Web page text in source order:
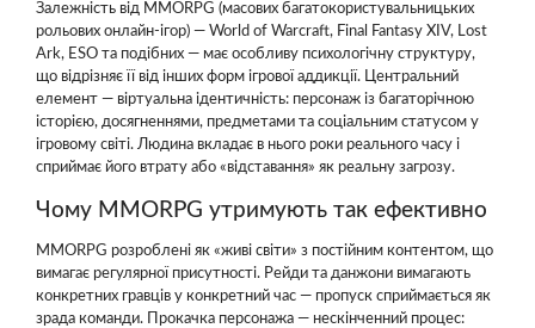
Залежність від MMORPG (масових багатокористувальницьких
рольових онлайн-ігор) — World of Warcraft, Final Fantasy XIV, Lost
Ark, ESO та подібних — має особливу психологічну структуру,
що відрізняє її від інших форм ігрової аддикції. Центральний
елемент — віртуальна ідентичність: персонаж із багаторічною
історією, досягненнями, предметами та соціальним статусом у
ігровому світі. Людина вкладає в нього роки реального часу і
сприймає його втрату або «відставання» як реальну загрозу.
Чому MMORPG утримують так ефективно
MMORPG розроблені як «живі світи» з постійним контентом, що
вимагає регулярної присутності. Рейди та данжони вимагають
конкретних гравців у конкретний час — пропуск сприймається як
зрада команди. Прокачка персонажа — нескінченний процес: